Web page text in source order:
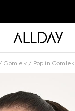
Gömlek Poplin Gömlek